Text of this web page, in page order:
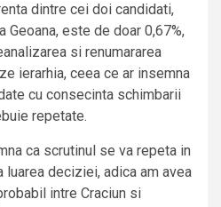
dintre cei doi candidati,
Geoana, este de doar 0,67%,
si renumararea
ierarhia, ceea ce ar insemna
cu consecinta schimbarii
repetate.
ca scrutinul se va repeta in
luarea deciziei, adica am avea
intre Craciun si